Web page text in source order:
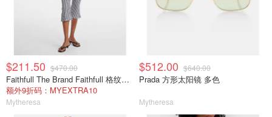
$211.50 $470.00
Faithfull The Brand Faithfull 格纹棉府绸上衣
额外9折码：MYEXTRA10
Mytheresa
$512.00 $640.00
Prada 方形太阳镜 多色
Mytheresa